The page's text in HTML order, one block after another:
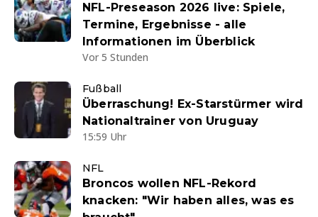
NFL-Preseason 2026 live: Spiele,
Termine, Ergebnisse - alle
Informationen im Überblick
Vor 5 Stunden
Fußball
Überraschung! Ex-Starstürmer wird
Nationaltrainer von Uruguay
15:59 Uhr
NFL
Broncos wollen NFL-Rekord
knacken: "Wir haben alles, was es